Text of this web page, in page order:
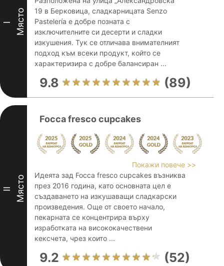
I Място
19 в Берковица, сладкарницата Senzo
Pastelería е добре позната с
изключителните си десерти и сладки
изкушения. Тук се отличава внимателният
подход към всеки продукт, който се
характеризира с добре балансиран ...
9.8 (89)
II Място
Focca fresco cupcakes
Покажи повече >>
Идеята зад Focca fresco cupcakes възниква
през 2016 година, като основната цел е
създаването на изкушаващи сладкарски
произведения. Още от своето начало,
пекарната се концентрира върху
изработката на висококачествени
кексчета, чрез които ...
9.2 (52)